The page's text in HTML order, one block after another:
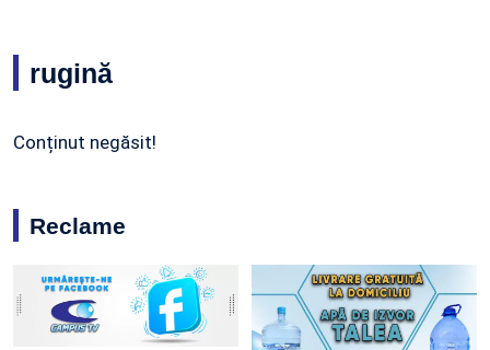
rugină
Conținut negăsit!
Reclame